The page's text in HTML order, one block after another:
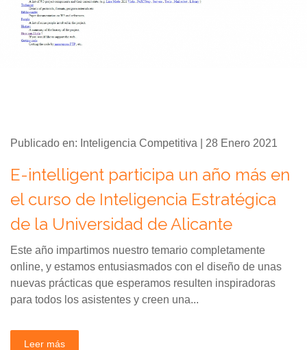
Publicado en: Inteligencia Competitiva | 28 Enero 2021
E-intelligent participa un año más en
el curso de Inteligencia Estratégica
de la Universidad de Alicante
Este año impartimos nuestro temario completamente
online, y estamos entusiasmados con el diseño de unas
nuevas prácticas que esperamos resulten inspiradoras
para todos los asistentes y creen una...
Leer más